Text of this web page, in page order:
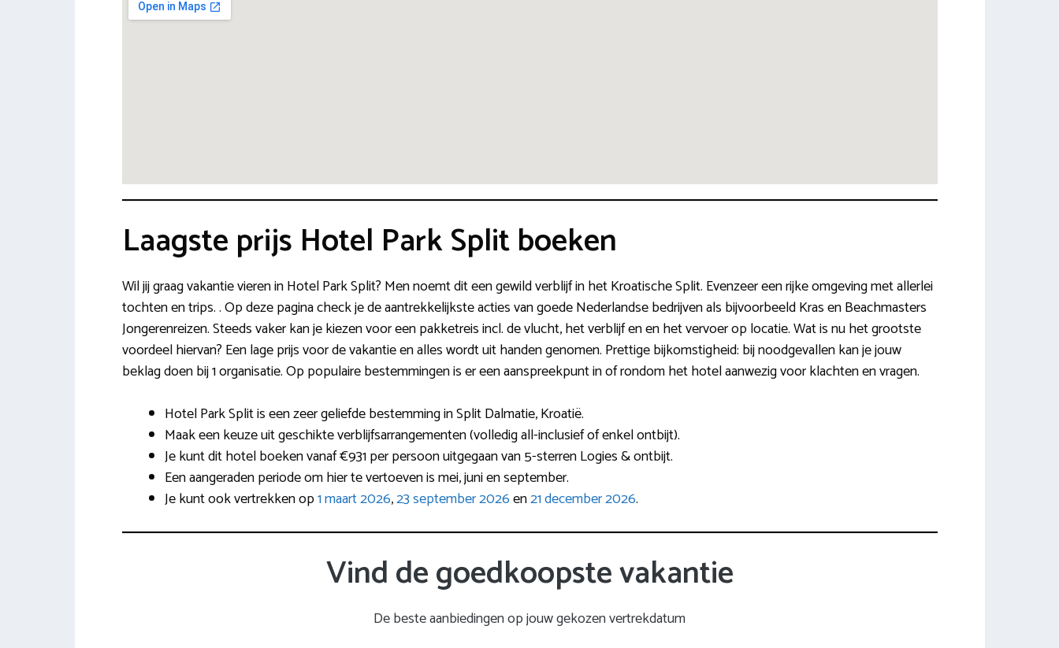
Laagste prijs Hotel Park Split boeken
Wil jij graag vakantie vieren in Hotel Park Split? Men noemt dit een gewild verblijf in het Kroatische Split. Evenzeer een rijke omgeving met allerlei
tochten en trips. . Op deze pagina check je de aantrekkelijkste acties van goede Nederlandse bedrijven als bijvoorbeeld Kras en Beachmasters
Jongerenreizen. Steeds vaker kan je kiezen voor een pakketreis incl. de vlucht, het verblijf en en het vervoer op locatie. Wat is nu het grootste
voordeel hiervan? Een lage prijs voor de vakantie en alles wordt uit handen genomen. Prettige bijkomstigheid: bij noodgevallen kan je jouw
beklag doen bij 1 organisatie. Op populaire bestemmingen is er een aanspreekpunt in of rondom het hotel aanwezig voor klachten en vragen.
Hotel Park Split is een zeer geliefde bestemming in Split Dalmatie, Kroatië.
Maak een keuze uit geschikte verblijfsarrangementen (volledig all-inclusief of enkel ontbijt).
Je kunt dit hotel boeken vanaf €931 per persoon uitgegaan van 5-sterren Logies & ontbijt.
Een aangeraden periode om hier te vertoeven is mei, juni en september.
Je kunt ook vertrekken op1 maart 2026,23 september 2026en21 december 2026.
Vind de goedkoopste vakantie
De beste aanbiedingen op jouw gekozen vertrekdatum